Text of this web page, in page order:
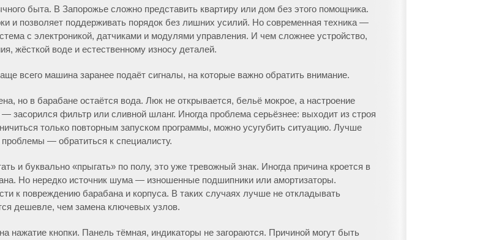
быта. В Запорожье сложно представить квартиру или дом без этого помощника.
и позволяет поддерживать порядок без лишних усилий. Но современная техника —
с электроникой, датчиками и модулями управления. И чем сложнее устройство,
жёсткой воде и естественному износу деталей.
всего машина заранее подаёт сигналы, на которые важно обратить внимание.
но в барабане остаётся вода. Люк не открывается, бельё мокрое, а настроение
засорился фильтр или сливной шланг. Иногда проблема серьёзнее: выходит из строя
только повторным запуском программы, можно усугубить ситуацию. Лучше
— обратиться к специалисту.
и буквально «прыгать» по полу, это уже тревожный знак. Иногда причина кроется в
Но нередко источник шума — изношенные подшипники или амортизаторы.
к повреждению барабана и корпуса. В таких случаях лучше не откладывать
дешевле, чем замена ключевых узлов.
нажатие кнопки. Панель тёмная, индикаторы не загораются. Причиной могут быть